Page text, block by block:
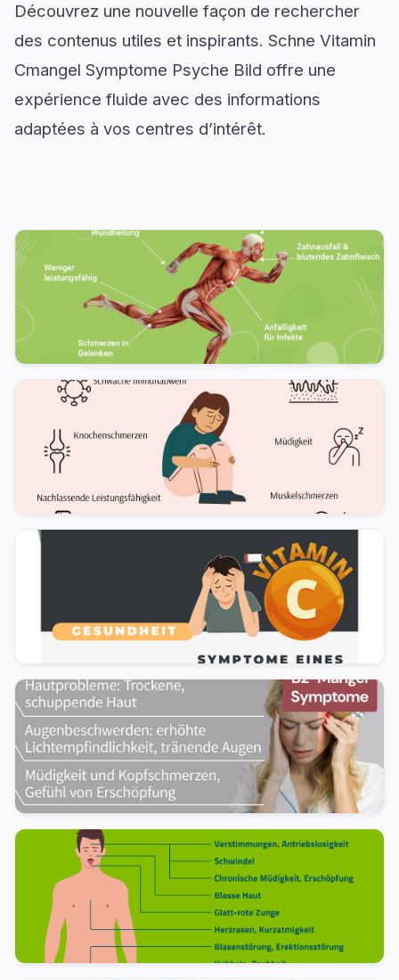
Découvrez une nouvelle façon de rechercher
des contenus utiles et inspirants. Schne Vitamin
Cmangel Symptome Psyche Bild offre une
expérience fluide avec des informations
adaptées à vos centres d’intérêt.